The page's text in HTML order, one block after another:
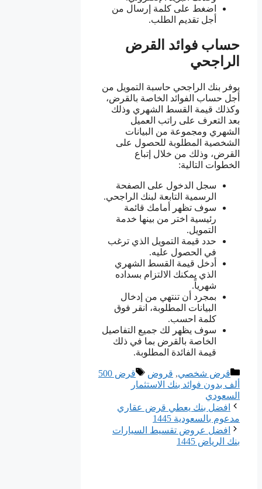
اضغط على كلمة إرسال من
أجل تقديم الطلب.
حساب فوائد القرض
الراجحي
يوفر بنك الراجحي حاسبة التمويل من
أجل حساب الفوائد الخاصة بالقرض،
وكذلك قيمة القسط الشهري وذلك
بعد التعرف على راتب العميل
الشهري ومجموعة من البيانات
الشخصية المطلوبة للحصول على
القرض، وذلك من خلال إتباع
الخطوات التالية:
سجل الدخول على الصفحة
الرسمية التابعة لبنك الراجحي.
سوف تظهر أمامك قائمة
رئيسية اختر من بينها خدمة
التمويل.
حدد قيمة التمويل الذي ترغب
في الحصول عليه.
أدخل قيمة القسط الشهري
الذي يمكنك الالتزام بسداده
شهرياً.
بمجرد أن تنتهي من إدخال
البيانات المطلوبة، انقر فوق
كلمة احسب.
سوف يظهر لك جميع التفاصيل
الخاصة بالقرض بما في ذلك
قيمة الفائدة المطلوبة.
التصنيفات
قرض شخصي, قروض الوسومقرض 500
ألف بدون فوائد بنك الاستثمار
السعودي
افضل بنك يعطي قرض عقاري
مدعوم بالسعودية 1445
افضل عروض تقسيط السيارات
بنك الرياض 1445